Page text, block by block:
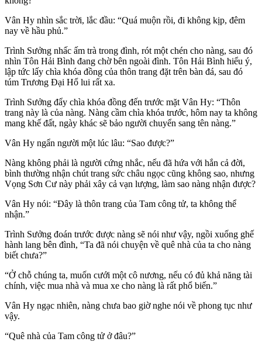
Vân Hy nhìn sắc trời, lắc đầu: “Quá muộn rồi, đi không kịp, đêm
nay về hầu phủ.”
Trình Sưởng nhấc ấm trà trong đình, rót một chén cho nàng, sau đó
nhìn Tôn Hải Bình đang chờ bên ngoài đình. Tôn Hải Bình hiểu ý,
lập tức lấy chìa khóa đồng của thôn trang đặt trên bàn đá, sau đó
túm Trương Đại Hổ lui rất xa.
Trình Sưởng đẩy chìa khóa đồng đến trước mặt Vân Hy: “Thôn
trang này là của nàng. Nàng cầm chìa khóa trước, hôm nay ta không
mang khế đất, ngày khác sẽ bảo người chuyển sang tên nàng.”
Vân Hy ngẩn người một lúc lâu: “Sao được?”
Nàng không phải là người cứng nhắc, nếu đã hứa với hắn cả đời,
bình thường nhận chút trang sức châu ngọc cũng không sao, nhưng
Vọng Sơn Cư này phải xây cả vạn lượng, làm sao nàng nhận được?
Vân Hy nói: “Đây là thôn trang của Tam công tử, ta không thể
nhận.”
Trình Sưởng đoán trước được nàng sẽ nói như vậy, ngồi xuống ghế
hành lang bên đình, “Ta đã nói chuyện về quê nhà của ta cho nàng
biết chưa?”
“Ở chỗ chúng ta, muốn cưới một cô nương, nếu có đủ khả năng tài
chính, việc mua nhà và mua xe cho nàng là rất phổ biến.”
Vân Hy ngạc nhiên, nàng chưa bao giờ nghe nói về phong tục như
vậy.
“Quê nhà của Tam công tử ở đâu?”